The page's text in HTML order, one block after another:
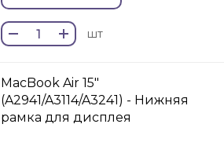
шт
MacBook Air 15"
(A2941/A3114/A3241) - Нижняя
рамка для дисплея